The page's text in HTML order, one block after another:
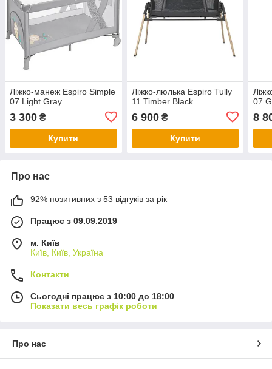
Ліжко-манеж Espiro Simple
07 Light Gray
3 300 ₴
Купити
Ліжко-люлька Espiro Tully
11 Timber Black
6 900₴
Купити
07
8
Про нас
92% позитивних з 53 відгуків за рік
Працює з 09.09.2019
м. Київ
Київ, Київ, Україна
Контакти
Сьогодні працює з 10:00 до 18:00
Показати весь графік роботи
Про нас